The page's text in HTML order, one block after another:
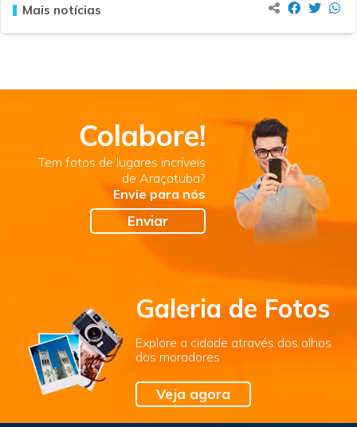
Mais notícias
Colabore!
Tem fotos de lugares incríveis
de Araçatuba?
Envie para nós
Enviar
Galeria de Fotos
Explore a cidade através dos olhos
dos moradores
Veja agora